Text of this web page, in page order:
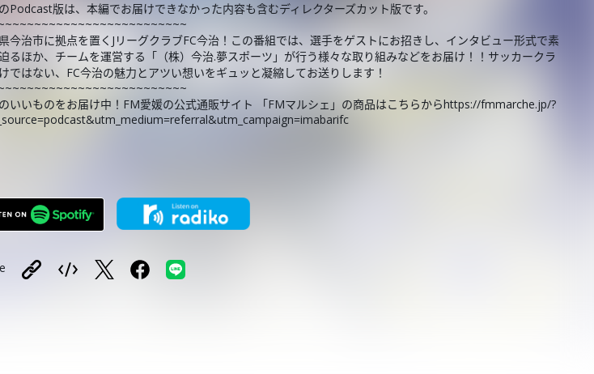
Podcast版は、本編でお届けできなかった内容も含むディレクターズカット版です。
今治市に拠点を置くJリーグクラブFC今治！この番組では、選手をゲストにお招きし、インタビュー形式で素
るほか、チームを運営する「（株）今治.夢スポーツ」が行う様々な取り組みなどをお届け！！サッカークラ
ではない、FC今治の魅力とアツい想いをギュッと凝縮してお送りします！
いいものをお届け中！FM愛媛の公式通販サイト 「FMマルシェ」の商品はこちらからhttps://fmmarche.jp/?